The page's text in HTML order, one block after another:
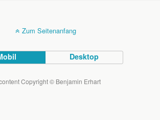
Zum Seitenanfang
Desktop
Copyright © Benjamin Erhart